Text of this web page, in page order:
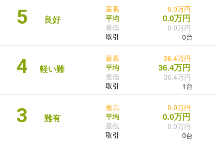
5 良好
最高
平均
最低
取引
0.0万円
0.0万円
0.0万円
0台
4 軽い難
最高
平均
最低
取引
36.4万円
36.4万円
36.4万円
1台
3 難有
最高
平均
最低
取引
0.0万円
0.0万円
0.0万円
0台